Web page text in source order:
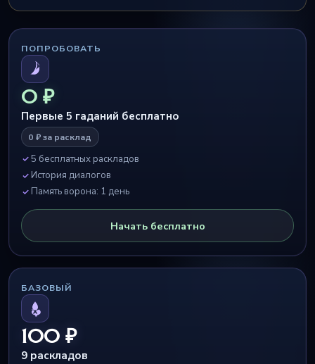
ПОПРОБОВАТЬ
0 ₽
Первые 5 гаданий бесплатно
0 ₽ за расклад
5 бесплатных раскладов
История диалогов
Память ворона: 1 день
Начать бесплатно
БАЗОВЫЙ
100 ₽
9 раскладов